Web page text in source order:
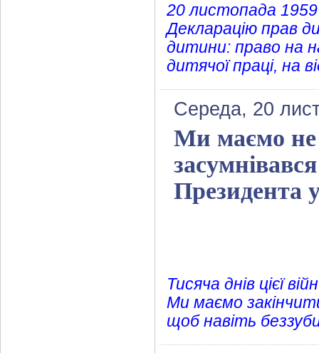
20 листопада
Декларацію прав
дитини: право на
дитячої праці, на
Середа, 20
Ми маємо не
Президента
Тисяча днів цієї
Ми маємо
щоб навіть